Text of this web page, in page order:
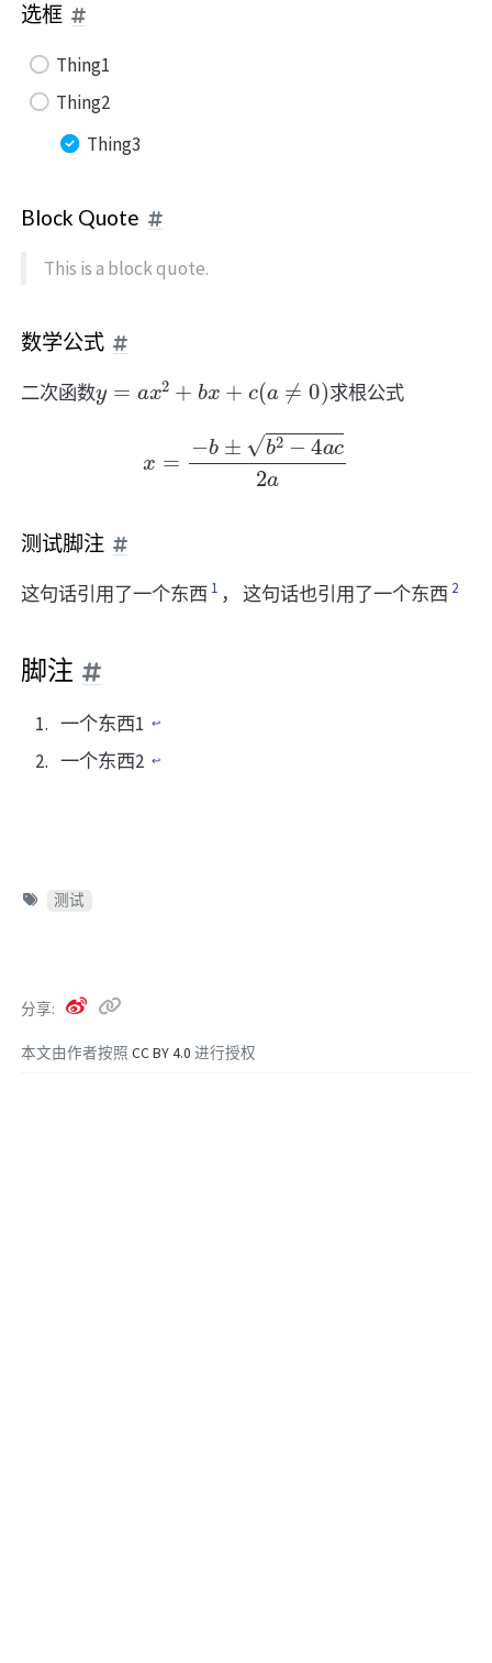
选框
Thing1
Thing2
Thing3
Block Quote
This is a block quote.
数学公式
二次函数 +b c 求根公式
b b −4ac2a
测试脚注
这句话引用了一个东西 1 ， 这句话也引用了一个东西 2
脚注
一个东西1 ↩
一个东西2 ↩
测试
本文由作者按照 CC BY 4.0 进行授权
分享